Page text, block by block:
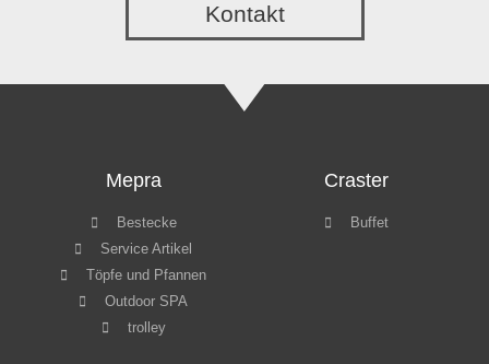
Kontakt
Mepra
Bestecke
Service Artikel
Töpfe und Pfannen
Outdoor SPA
trolley
Craster
Buffet